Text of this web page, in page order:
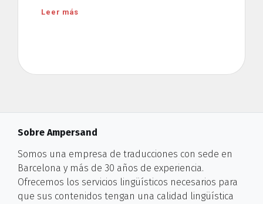
Leer más
Sobre Ampersand
Somos una empresa de traducciones con sede en
Barcelona y más de 30 años de experiencia.
Ofrecemos los servicios lingüísticos necesarios para
que sus contenidos tengan una calidad lingüística